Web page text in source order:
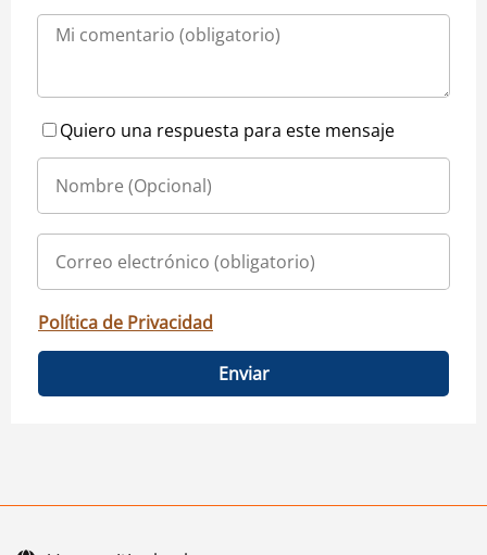
Quiero una respuesta para este mensaje
Política de Privacidad
Enviar